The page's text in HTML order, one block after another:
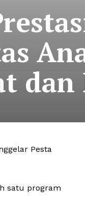
dan
Pesta
satu program